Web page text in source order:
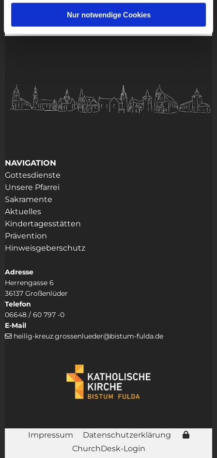
Nur notwendige Cookies
NAVIGATION
Gottesdienste
Unsere Pfarrei
Sakramente
Aktuelles
Kindertagesstätten
Prävention
Hinweisgeberschutz
Adresse
Herrengasse 6
36137 Großenlüder
Telefon
06648 / 60 797 -0
E-Mail
 heilig-kreuz.grossenlueder@bistum-fulda.de
Impressum
Datenschutzerklärung
ChurchDesk-Login